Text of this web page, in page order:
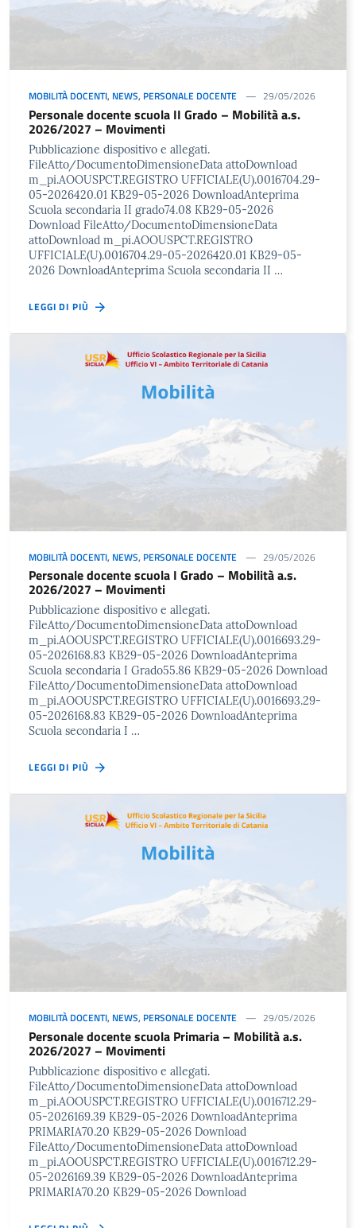
MOBILITÀ DOCENTI, NEWS, PERSONALE DOCENTE 29/05/2026
Personale docente scuola II Grado – Mobilità a.s.
2026/2027 – Movimenti
Pubblicazione dispositivo e allegati.
FileAtto/DocumentoDimensioneData attoDownload
m_pi.AOOUSPCT.REGISTRO UFFICIALE(U).0016704.29-
05-2026420.01 KB29-05-2026 DownloadAnteprima
Scuola secondaria II grado74.08 KB29-05-2026
Download FileAtto/DocumentoDimensioneData
attoDownload m_pi.AOOUSPCT.REGISTRO
UFFICIALE(U).0016704.29-05-2026420.01 KB29-05-
2026 DownloadAnteprima Scuola secondaria II …
LEGGI DI PIÙ
MOBILITÀ DOCENTI, NEWS, PERSONALE DOCENTE 29/05/2026
Personale docente scuola I Grado – Mobilità a.s.
2026/2027 – Movimenti
Pubblicazione dispositivo e allegati.
FileAtto/DocumentoDimensioneData attoDownload
m_pi.AOOUSPCT.REGISTRO UFFICIALE(U).0016693.29-
05-2026168.83 KB29-05-2026 DownloadAnteprima
Scuola secondaria I Grado55.86 KB29-05-2026 Download
FileAtto/DocumentoDimensioneData attoDownload
m_pi.AOOUSPCT.REGISTRO UFFICIALE(U).0016693.29-
05-2026168.83 KB29-05-2026 DownloadAnteprima
Scuola secondaria I …
LEGGI DI PIÙ
MOBILITÀ DOCENTI, NEWS, PERSONALE DOCENTE 29/05/2026
Personale docente scuola Primaria – Mobilità a.s.
2026/2027 – Movimenti
Pubblicazione dispositivo e allegati.
FileAtto/DocumentoDimensioneData attoDownload
m_pi.AOOUSPCT.REGISTRO UFFICIALE(U).0016712.29-
05-2026169.39 KB29-05-2026 DownloadAnteprima
PRIMARIA70.20 KB29-05-2026 Download
FileAtto/DocumentoDimensioneData attoDownload
m_pi.AOOUSPCT.REGISTRO UFFICIALE(U).0016712.29-
05-2026169.39 KB29-05-2026 DownloadAnteprima
PRIMARIA70.20 KB29-05-2026 Download